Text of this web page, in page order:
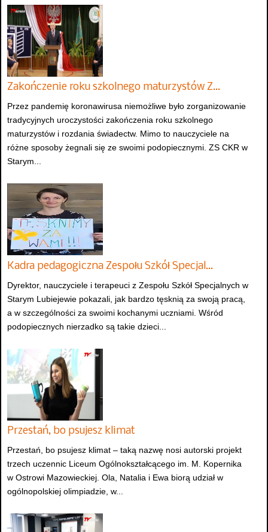
Zakończenie roku szkolnego maturzystów Z…
Przez pandemię koronawirusa niemożliwe było zorganizowanie
tradycyjnych uroczystości zakończenia roku szkolnego
maturzystów i rozdania świadectw. Mimo to nauczyciele na
różne sposoby żegnali się ze swoimi podopiecznymi. ZS CKR w
Starym...
Kadra pedagogiczna Zespołu Szkół Specjal…
Dyrektor, nauczyciele i terapeuci z Zespołu Szkół Specjalnych w
Starym Lubiejewie pokazali, jak bardzo tęsknią za swoją pracą,
a w szczególności za swoimi kochanymi uczniami. Wśród
podopiecznych nierzadko są takie dzieci...
Przestań, bo psujesz klimat
Przestań, bo psujesz klimat – taką nazwę nosi autorski projekt
trzech uczennic Liceum Ogólnokształcącego im. M. Kopernika
w Ostrowi Mazowieckiej. Ola, Natalia i Ewa biorą udział w
ogólnopolskiej olimpiadzie, w...